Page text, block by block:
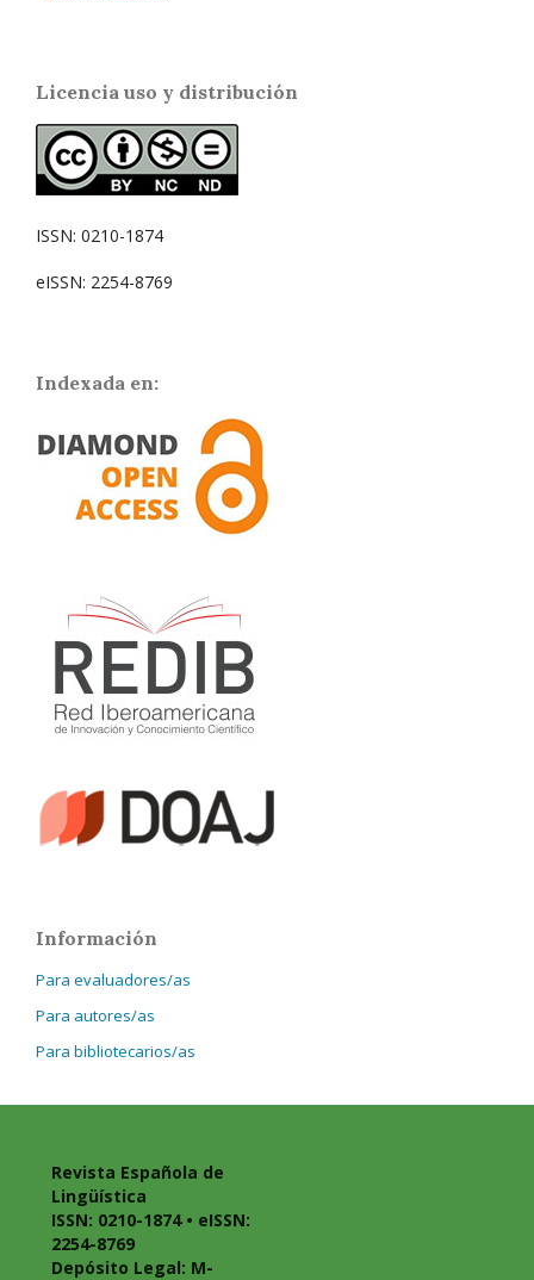
Licencia uso y distribución
ISSN: 0210-1874
eISSN: 2254-8769
Indexada en:
Información
Para evaluadores/as
Para autores/as
Para bibliotecarios/as
Revista Española de
Lingüística
ISSN: 0210-1874 • eISSN:
2254-8769
Depósito Legal: M-